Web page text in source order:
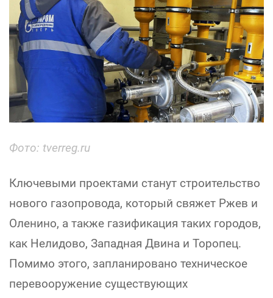
Фото: tverreg.ru
Ключевыми проектами станут строительство
нового газопровода, который свяжет Ржев и
Оленино, а также газификация таких городов,
как Нелидово, Западная Двина и Торопец.
Помимо этого, запланировано техническое
перевооружение существующих